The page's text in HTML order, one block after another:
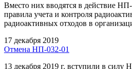
Вместо них вводятся в действие
правила учета и контроля
радиоактивных отходов в
17 декабря 2019
Отмена НП-032-01
13 декабря 2019 г. вступили в силу